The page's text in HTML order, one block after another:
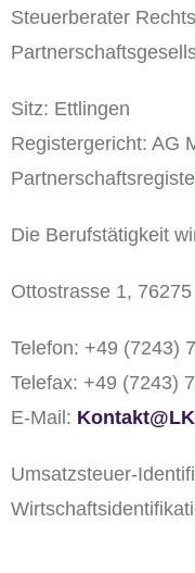
Steuerberater
Sitz: Ettlingen
Registergericht: AG
Die Berufstätigkeit
Ottostrasse 1,
Telefon: +49 (7243)
Telefax: +49 (7243)
E-Mail:
Umsatzsteuer-